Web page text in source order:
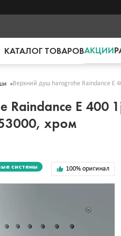
КАТАЛОГ ТОВАРОВАКЦИИ
Верхний душ hansgrohe Raindance E
E 400
хром
системы 100% оригинал